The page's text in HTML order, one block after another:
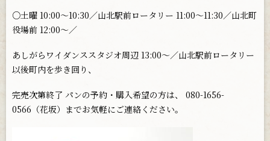
○土曜 10:00～10:30／山北駅前ロータリー 11:00～11:30／山北町
役場前 12:00～／
あしがらワイダンススタジオ周辺 13:00～／山北駅前ロータリー
以後町内を歩き回り、
完売次第終了 パンの予約・購入希望の方は、 080-1656-
0566（花坂）までお気軽にご連絡ください。